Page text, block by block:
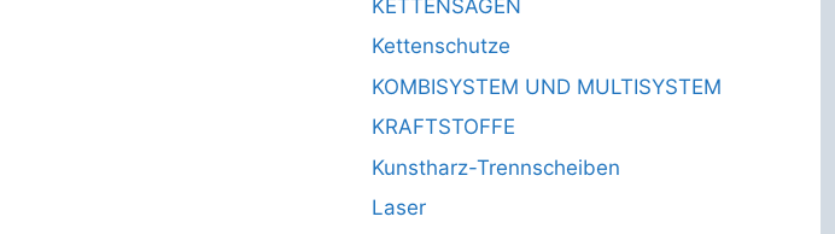
KETTENSÄGEN
Kettenschutze
KOMBISYSTEM UND MULTISYSTEM
KRAFTSTOFFE
Kunstharz-Trennscheiben
Laser